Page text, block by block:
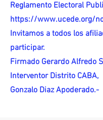
Reglamento Electoral
https://www.ucede.org/
Invitamos a todos los
participar.
Firmado Gerardo Alfredo
Interventor Distrito CABA,
Gonzalo Diaz Apoderado.-